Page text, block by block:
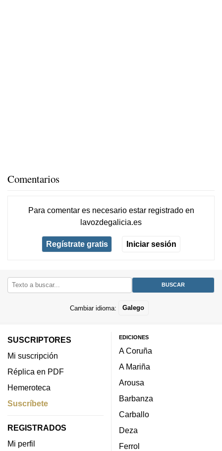
Comentarios
Para comentar es necesario estar registradoen
lavozdegalicia.es
Regístrate gratis Iniciar sesión
Cambiar idioma: Galego
SUSCRIPTORES
Mi suscripción
Réplica en PDF
Hemeroteca
Suscríbete
REGISTRADOS
Mi perfil
EDICIONES
A Coruña
A Mariña
Arousa
Barbanza
Carballo
Deza
Ferrol